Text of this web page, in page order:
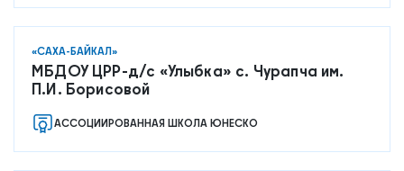
«САХА-БАЙКАЛ»
МБДОУ ЦРР-д/с «Улыбка» с. Чурапча им.
П.И. Борисовой
АССОЦИИРОВАННАЯ ШКОЛА ЮНЕСКО